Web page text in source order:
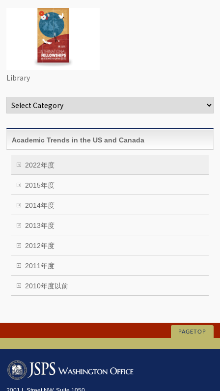
Library
Categories
Academic Trends in the US and Canada
2022年度
2015年度
2014年度
2013年度
2012年度
2011年度
2010年度以前
PAGETOP